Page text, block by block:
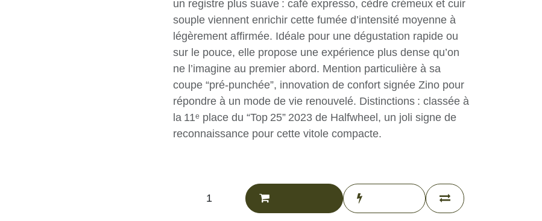
qui se fondent progressivement dans un registre plus
suave : café expresso, cèdre crémeux et cuir souple
viennent enrichir cette fumée d’intensité moyenne à
légèrement affirmée. Idéale pour une dégustation rapide
ou sur le pouce, elle propose une expérience plus dense
qu’on ne l’imagine au premier abord. Mention particulière
à sa coupe “pré‑punchée”, innovation de confort signée
Zino pour répondre à un mode de vie renouvelé.
Distinctions : classée à la 11ᵉ place du “Top 25” 2023 de
27.75 (Tax excluded)